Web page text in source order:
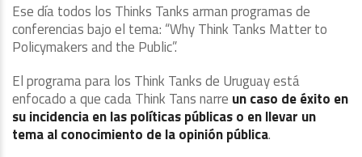
Ese día todos los Thinks Tanks arman programas de
conferencias bajo el tema: “Why Think Tanks Matter to
Policymakers and the Public”.
El programa para los Think Tanks de Uruguay está
enfocado a que cada Think Tans narre un caso de éxito en
su incidencia en las políticas públicas o en llevar un
tema al conocimiento de la opinión pública.